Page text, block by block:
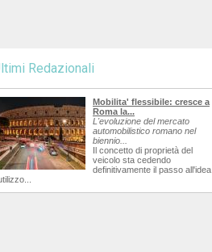
Redazionali
Mobilita' flessibile: cresce a
Roma la...
L'evoluzione del mercato
automobilistico romano nel
biennio...
Il concetto di proprietà del
veicolo sta cedendo
definitivamente il passo all'idea